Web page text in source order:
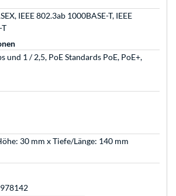
IEEE 802.3ab 1000BASE-T, IEEE
T
und 1 / 2,5, PoE Standards PoE, PoE+,
30 mm x Tiefe/Länge: 140 mm